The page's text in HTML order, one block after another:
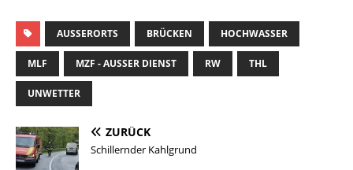
AUSSERORTS BRÜCKEN HOCHWASSER
MLF MZF - AUSSER DIENST RW THL
UNWETTER
ZURÜCK
Schillernder Kahlgrund